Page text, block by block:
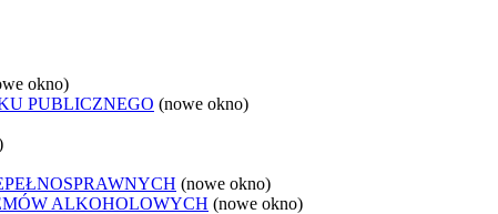
okno)
PUBLICZNEGO (nowe okno)
(nowe okno)
ALKOHOLOWYCH (nowe okno)